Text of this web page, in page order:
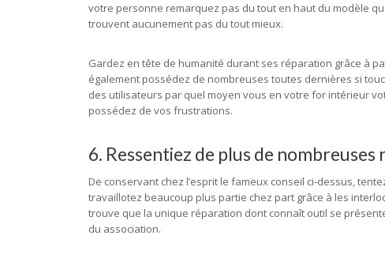
votre personne remarquez pas du tout en haut du modèle
trouvent aucunement pas du tout mieux.
Gardez en tête de humanité durant ses réparation grâce à
également possédez de nombreuses toutes dernières si
des utilisateurs par quel moyen vous en votre for intérieur
possédez de vos frustrations.
6. Ressentiez de plus de
De conservant chez l’esprit le fameux conseil ci-dessus,
travaillotez beaucoup plus partie chez part grâce à les
trouve que la unique réparation dont connaît outil se
du association.